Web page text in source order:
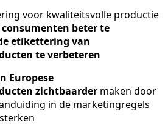
voor kwaliteitsvolle productie
consumenten beter te
etikettering van
te verbeteren
Europese
zichtbaarder maken door
in de marketingregels